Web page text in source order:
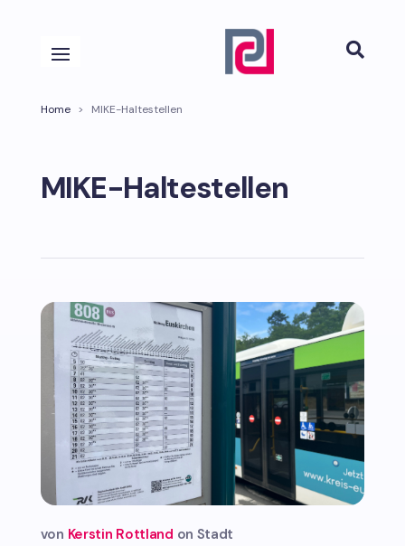

Home > MIKE-Haltestellen
MIKE-Haltestellen
von Kerstin Rottland
Stadt